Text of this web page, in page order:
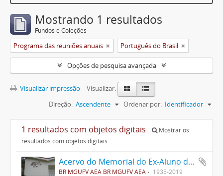
Mostrando 1 resultados
Fundos e Coleções
Programa das reuniões anuais Português do Brasil
Opções de pesquisa avançada
Visualizar impressão
Visualizar:
Ordenar por: Identificador
Direção: Ascendente
1 resultados com objetos digitais
Mostrar os
resultados com objetos digitais
Acervo do Memorial do Ex-Aluno da UFV
BR MGUFV AEA BR MGUFV AEA 1935-2019